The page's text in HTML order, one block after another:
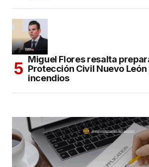
Miguel Flores resalta
Protección Civil Nuevo
incendios